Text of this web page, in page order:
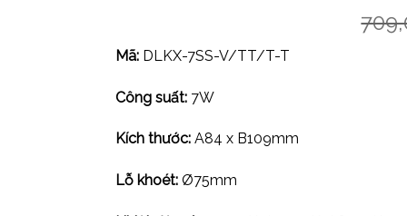
Mã: DLKX-7SS-V/TT/T-T
Công suất: 7W
Kích thước: A84 x B109mm
Lỗ khoét: Ø75mm